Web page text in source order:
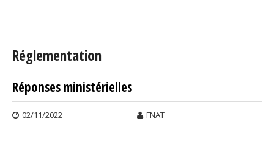
Réglementation
Réponses ministérielles
02/11/2022 FNAT
Pages